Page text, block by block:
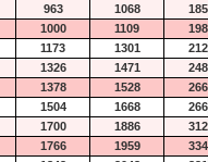
963 1068
1000 1109
1173 1301
1326 1471
1378 1528
1504 1668
1700 1886
1766 1959